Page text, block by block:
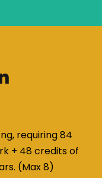
requiring 84
+ 48 credits of
(Max 8)